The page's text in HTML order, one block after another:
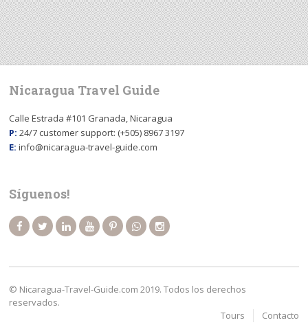
Nicaragua Travel Guide
Calle Estrada #101 Granada, Nicaragua
P: 24/7 customer support: (+505) 8967 3197
E: info@nicaragua-travel-guide.com
Síguenos!
© Nicaragua-Travel-Guide.com 2019. Todos los derechos
reservados.
Tours
Contacto